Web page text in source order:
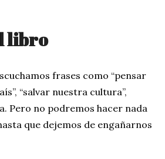
libro
frases como “pensar
“salvar nuestra cultura”,
Pero no podremos hacer nada
que dejemos de engañarnos